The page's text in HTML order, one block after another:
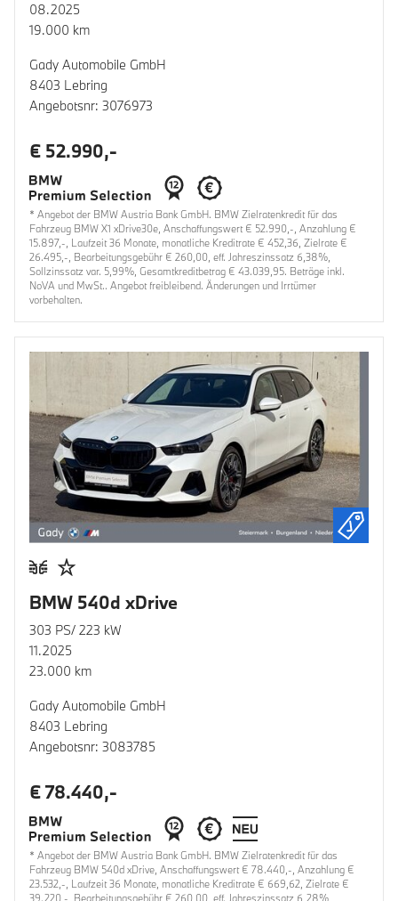
08.2025
19.000 km
Gady Automobile GmbH
8403 Lebring
Angebotsnr: 3076973
€ 52.990,-
* Angebot der BMW Austria Bank GmbH. BMW Zielratenkredit für das
Fahrzeug BMW X1 xDrive30e, Anschaffungswert € 52.990,-, Anzahlung €
15.897,-, Laufzeit 36 Monate, monatliche Kreditrate € 452,36, Zielrate €
26.495,-, Bearbeitungsgebühr € 260,00, eff. Jahreszinssatz 6,38%,
Sollzinssatz var. 5,99%, Gesamtkreditbetrag € 43.039,95. Beträge inkl.
NoVA und MwSt.. Angebot freibleibend. Änderungen und Irrtümer
vorbehalten.
BMW 540d xDrive
303 PS/ 223 kW
11.2025
23.000 km
Gady Automobile GmbH
8403 Lebring
Angebotsnr: 3083785
€ 78.440,-
* Angebot der BMW Austria Bank GmbH. BMW Zielratenkredit für das
Fahrzeug BMW 540d xDrive, Anschaffungswert € 78.440,-, Anzahlung €
23.532,-, Laufzeit 36 Monate, monatliche Kreditrate € 669,62, Zielrate €
39.220,-, Bearbeitungsgebühr € 260,00, eff. Jahreszinssatz 6,28%,